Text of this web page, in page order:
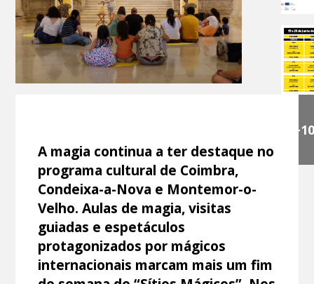
+10
A magia continua a ter destaque no
programa cultural de Coimbra,
Condeixa-a-Nova e Montemor-o-
Velho. Aulas de magia, visitas
guiadas e espetáculos
protagonizados por mágicos
internacionais marcam mais um fim